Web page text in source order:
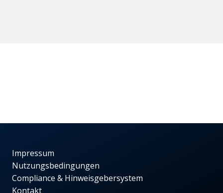
Impressum
Nutzungsbedingungen
Compliance & Hinweisgebersystem
Kontakt